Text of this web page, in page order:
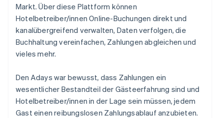
Markt. Über diese Plattform können
Hotelbetreiber/innen Online-Buchungen direkt und
kanalübergreifend verwalten, Daten verfolgen, die
Buchhaltung vereinfachen, Zahlungen abgleichen und
vieles mehr.
Den Adays war bewusst, dass Zahlungen ein
wesentlicher Bestandteil der Gästeerfahrung sind und
Hotelbetreiber/innen in der Lage sein müssen, jedem
Gast einen reibungslosen Zahlungsablauf anzubieten.